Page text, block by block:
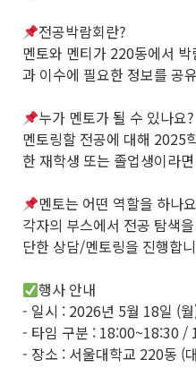
전공박람회란?
멘토와 멘티가 220동에서
과 이수에 필요한 정보를 공
누가 멘토가 될 수 있나요?
멘토링할 전공에 대해 2025
한 재학생 또는 졸업생이라
멘토는 어떤 역할을 하나
각자의 부스에서 전공 탐색
단한 상담/멘토링을 진행합
행사 안내
- 일시 : 2026년 5월 18일 (
- 타임 구분 : 18:00~18:30
- 장소 : 서울대학교 220동 (